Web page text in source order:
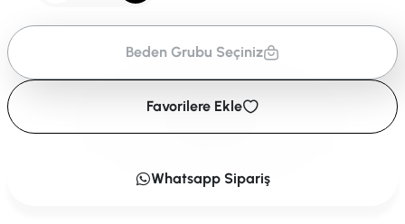
Beden Grubu Seçiniz
Favorilere Ekle
Whatsapp Sipariş